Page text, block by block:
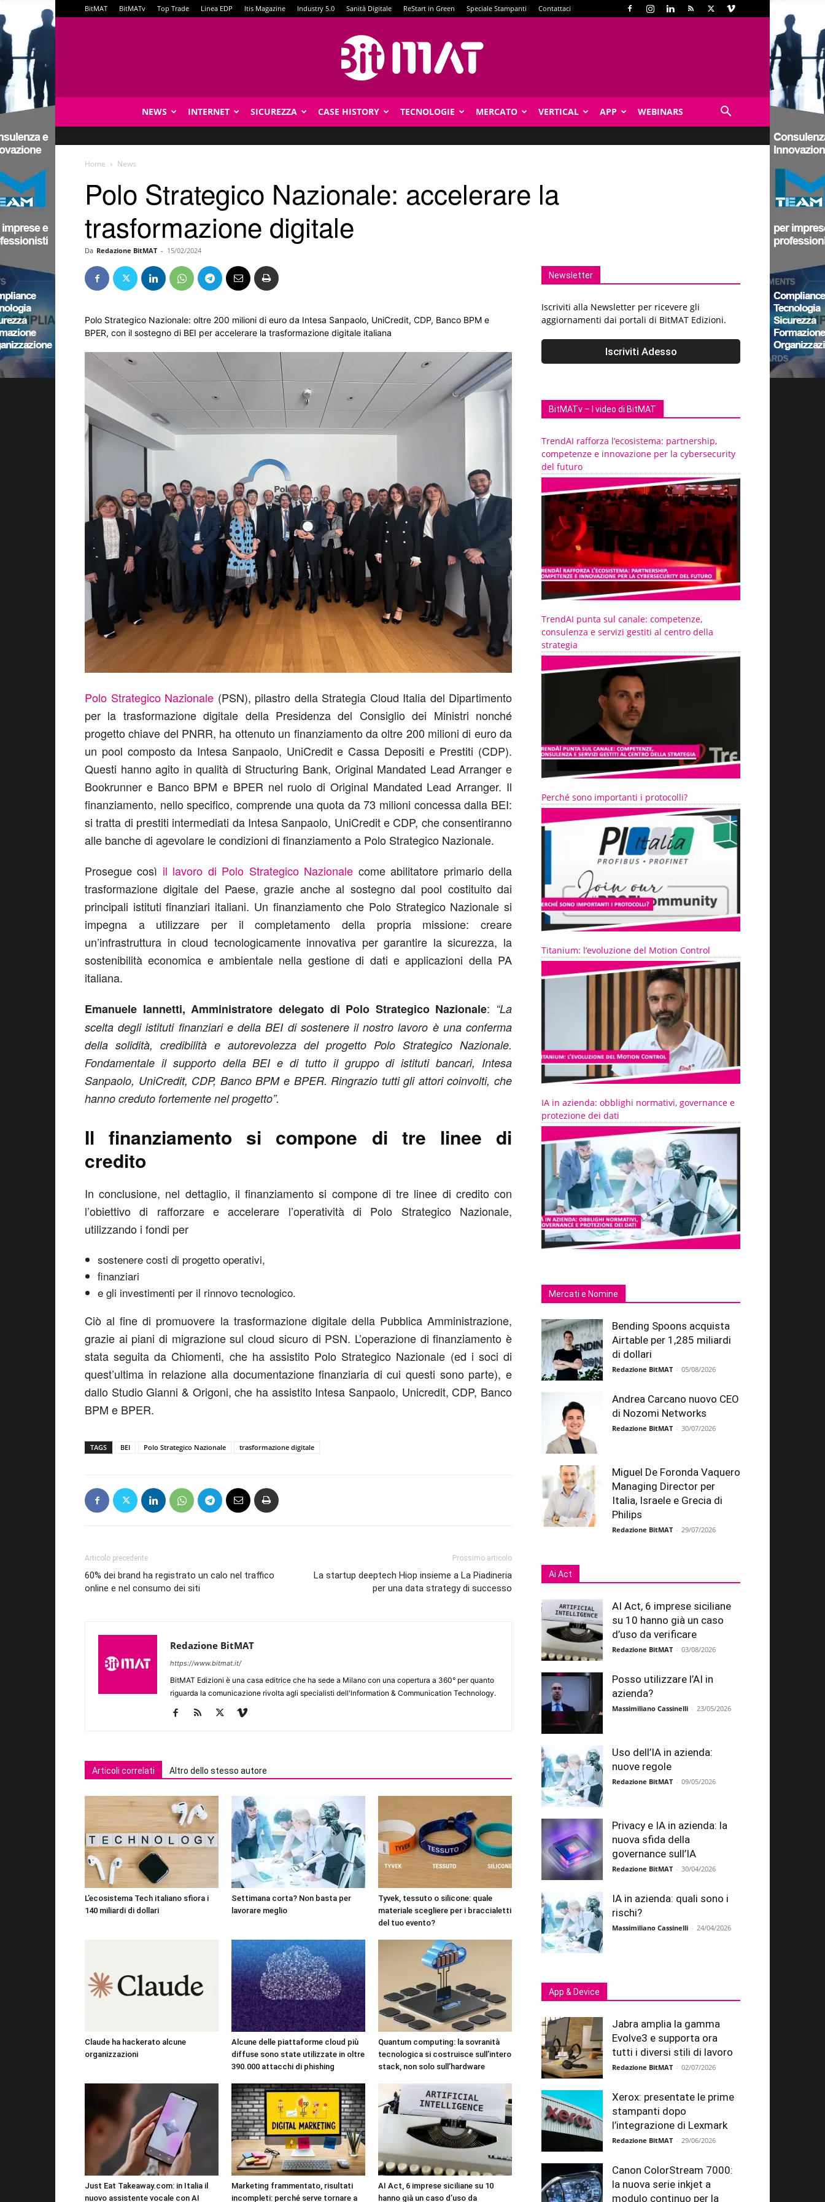
BitMAT BitMATv Top Trade Linea EDP Itis Magazine Industry 5.0 Sanità Digitale ReStart in Green Speciale Stampanti Contattaci
NEWS INTERNET SICUREZZA CASE HISTORY TECNOLOGIE MERCATO VERTICAL APP WEBINARS
Home News
Polo Strategico Nazionale: accelerare la
trasformazione digitale
Da Redazione BitMAT - 15/02/2024
Polo Strategico Nazionale: oltre 200 milioni di euro da Intesa Sanpaolo, UniCredit, CDP, Banco BPM e
BPER, con il sostegno di BEI per accelerare la trasformazione digitale italiana
Polo Strategico Nazionale (PSN), pilastro della Strategia Cloud Italia del Dipartimento
per la trasformazione digitale della Presidenza del Consiglio dei Ministri nonché
progetto chiave del PNRR, ha ottenuto un finanziamento da oltre 200 milioni di euro da
un pool composto da Intesa Sanpaolo, UniCredit e Cassa Depositi e Prestiti (CDP).
Questi hanno agito in qualità di Structuring Bank, Original Mandated Lead Arranger e
Bookrunner e Banco BPM e BPER nel ruolo di Original Mandated Lead Arranger. Il
finanziamento, nello specifico, comprende una quota da 73 milioni concessa dalla BEI:
si tratta di prestiti intermediati da Intesa Sanpaolo, UniCredit e CDP, che consentiranno
alle banche di agevolare le condizioni di finanziamento a Polo Strategico Nazionale.
Prosegue così il lavoro di Polo Strategico Nazionale come abilitatore primario della
trasformazione digitale del Paese, grazie anche al sostegno dal pool costituito dai
principali istituti finanziari italiani. Un finanziamento che Polo Strategico Nazionale si
impegna a utilizzare per il completamento della propria missione: creare
un’infrastruttura in cloud tecnologicamente innovativa per garantire la sicurezza, la
sostenibilità economica e ambientale nella gestione di dati e applicazioni della PA
italiana.
Emanuele Iannetti, Amministratore delegato di Polo Strategico Nazionale: “La
scelta degli istituti finanziari e della BEI di sostenere il nostro lavoro è una conferma
della solidità, credibilità e autorevolezza del progetto Polo Strategico Nazionale.
Fondamentale il supporto della BEI e di tutto il gruppo di istituti bancari, Intesa
Sanpaolo, UniCredit, CDP, Banco BPM e BPER. Ringrazio tutti gli attori coinvolti, che
hanno creduto fortemente nel progetto”.
Il finanziamento si compone di tre linee di
credito
In conclusione, nel dettaglio, il finanziamento si compone di tre linee di credito con
l’obiettivo di rafforzare e accelerare l’operatività di Polo Strategico Nazionale,
utilizzando i fondi per
sostenere costi di progetto operativi,
finanziari
e gli investimenti per il rinnovo tecnologico.
Ciò al fine di promuovere la trasformazione digitale della Pubblica Amministrazione,
grazie ai piani di migrazione sul cloud sicuro di PSN. L’operazione di finanziamento è
stata seguita da Chiomenti, che ha assistito Polo Strategico Nazionale (ed i soci di
quest’ultima in relazione alla documentazione finanziaria di cui questi sono parte), e
dallo Studio Gianni & Origoni, che ha assistito Intesa Sanpaolo, Unicredit, CDP, Banco
BPM e BPER.
TAGS BEI Polo Strategico Nazionale trasformazione digitale
Articolo precedente
60% dei brand ha registrato un calo nel traffico
online e nel consumo dei siti
Prossimo articolo
La startup deeptech Hiop insieme a La Piadineria
per una data strategy di successo
Redazione BitMAT
https://www.bitmat.it/
BitMAT Edizioni è una casa editrice che ha sede a Milano con una copertura a 360° per quanto
riguarda la comunicazione rivolta agli specialisti dell'lnformation & Communication Technology.
Articoli correlati Altro dello stesso autore
L’ecosistema Tech italiano sfiora i
140 miliardi di dollari
Settimana corta? Non basta per
lavorare meglio
Tyvek, tessuto o silicone: quale
materiale scegliere per i braccialetti
del tuo evento?
Claude ha hackerato alcune
organizzazioni
Alcune delle piattaforme cloud più
diffuse sono state utilizzate in oltre
390.000 attacchi di phishing
Quantum computing: la sovranità
tecnologica si costruisce sull’intero
stack, non solo sull’hardware
Just Eat Takeaway.com: in Italia il
nuovo assistente vocale con AI
Marketing frammentato, risultati
incompleti: perché serve tornare a
AI Act, 6 imprese siciliane su 10
hanno già un caso d’uso da
Newsletter
Iscriviti alla Newsletter per ricevere gli
aggiornamenti dai portali di BitMAT Edizioni.
BitMATv – I video di BitMAT
TrendAI rafforza l’ecosistema: partnership,
competenze e innovazione per la cybersecurity
del futuro
TrendAI punta sul canale: competenze,
consulenza e servizi gestiti al centro della
strategia
Perché sono importanti i protocolli?
Titanium: l’evoluzione del Motion Control
IA in azienda: obblighi normativi, governance e
protezione dei dati
Mercati e Nomine
Bending Spoons acquista
Airtable per 1,285 miliardi
di dollari
Redazione BitMAT - 05/08/2026
Andrea Carcano nuovo CEO
di Nozomi Networks
Redazione BitMAT - 30/07/2026
Miguel De Foronda Vaquero
Managing Director per
Italia, Israele e Grecia di
Philips
Redazione BitMAT - 29/07/2026
Ai Act
AI Act, 6 imprese siciliane
su 10 hanno già un caso
d’uso da verificare
Redazione BitMAT - 03/08/2026
Posso utilizzare l’AI in
azienda?
Massimiliano Cassinelli - 23/05/2026
Uso dell’IA in azienda:
nuove regole
Redazione BitMAT - 09/05/2026
Privacy e IA in azienda: la
nuova sfida della
governance sull’IA
Redazione BitMAT - 30/04/2026
IA in azienda: quali sono i
rischi?
Massimiliano Cassinelli - 24/04/2026
App & Device
Jabra amplia la gamma
Evolve3 e supporta ora
tutti i diversi stili di lavoro
Redazione BitMAT - 02/07/2026
Xerox: presentate le prime
stampanti dopo
l’integrazione di Lexmark
Redazione BitMAT - 29/06/2026
Canon ColorStream 7000:
la nuova serie inkjet a
modulo continuo per la